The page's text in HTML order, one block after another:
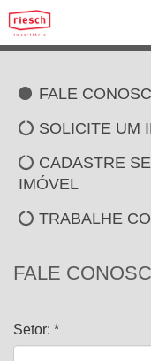
FALE
SOLICITE UM
CADASTRE
IMÓVEL
TRABALHE
FALE
Setor: *